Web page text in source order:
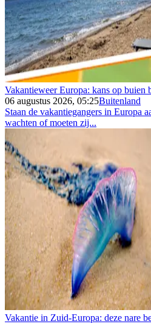
Vakantieweer Europa: kans op buien
06 augustus 2026, 05:25Buitenland
Staan de vakantiegangers in Europa
wachten of moeten zij...
Vakantie in Zuid-Europa: deze nare